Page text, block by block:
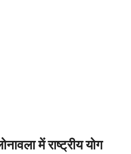
में राष्ट्रीय योग